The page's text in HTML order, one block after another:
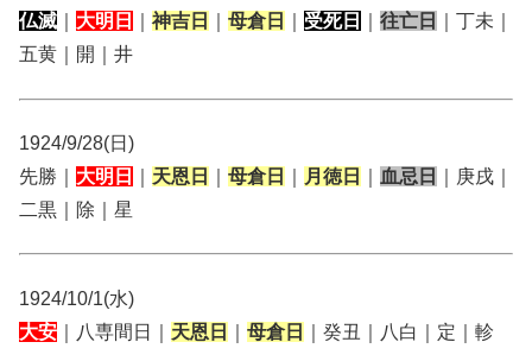
仏滅
大明日 神吉日 母倉日 受死日 往亡日
｜丁未｜
五黄｜開｜井
1924/9/28(日)
先勝｜ 大明日 天恩日 母倉日 月徳日 血忌日
｜庚戌｜
二黒｜除｜星
1924/10/1(水)
大安 ｜八専間日｜ 天恩日 母倉日 ｜癸丑｜八白｜定｜軫